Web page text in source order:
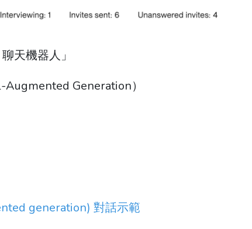
天機器人」
Generation）
generation) 對話示範